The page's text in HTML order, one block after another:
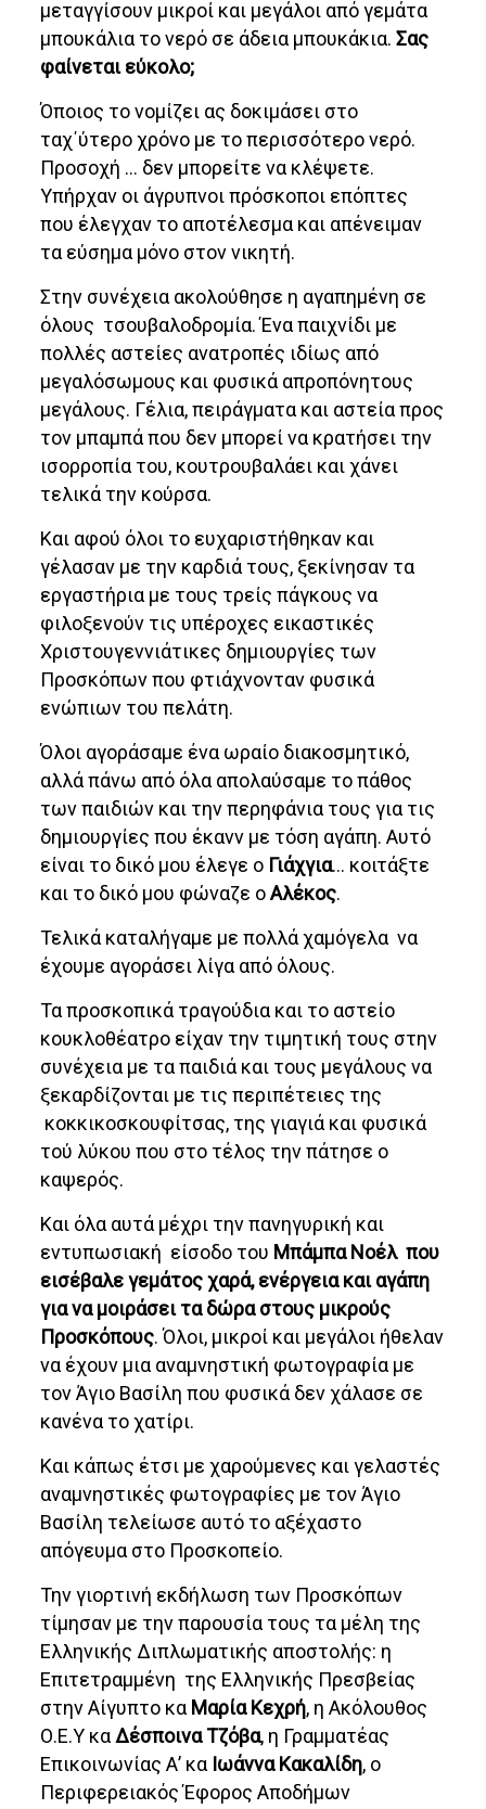
μεταγγίσουν μικροί και μεγάλοι από γεμάτα
μπουκάλια το νερό σε άδεια μπουκάκια. Σας
φαίνεται εύκολο;
Όποιος το νομίζει ας δοκιμάσει στο
ταχ΄ύτερο χρόνο με το περισσότερο νερό.
Προσοχή … δεν μπορείτε να κλέψετε.
Υπήρχαν οι άγρυπνοι πρόσκοποι επόπτες
που έλεγχαν το αποτέλεσμα και απένειμαν
τα εύσημα μόνο στον νικητή.
Στην συνέχεια ακολούθησε η αγαπημένη σε
όλους τσουβαλοδρομία. Ένα παιχνίδι με
πολλές αστείες ανατροπές ιδίως από
μεγαλόσωμους και φυσικά απροπόνητους
μεγάλους. Γέλια, πειράγματα και αστεία προς
τον μπαμπά που δεν μπορεί να κρατήσει την
ισορροπία του, κουτρουβαλάει και χάνει
τελικά την κούρσα.
Και αφού όλοι το ευχαριστήθηκαν και
γέλασαν με την καρδιά τους, ξεκίνησαν τα
εργαστήρια με τους τρείς πάγκους να
φιλοξενούν τις υπέροχες εικαστικές
Χριστουγεννιάτικες δημιουργίες των
Προσκόπων που φτιάχνονταν φυσικά
ενώπιων του πελάτη.
Όλοι αγοράσαμε ένα ωραίο διακοσμητικό,
αλλά πάνω από όλα απολαύσαμε το πάθος
των παιδιών και την περηφάνια τους για τις
δημιουργίες που έκανν με τόση αγάπη. Αυτό
είναι το δικό μου έλεγε ο Γιάχγια… κοιτάξτε
και το δικό μου φώναζε οΑλέκος.
Τελικά καταλήγαμε με πολλά χαμόγελα να
έχουμε αγοράσει λίγα από όλους.
Τα προσκοπικά τραγούδια και το αστείο
κουκλοθέατρο είχαν την τιμητική τους στην
συνέχεια με τα παιδιά και τους μεγάλους να
ξεκαρδίζονται με τις περιπέτειες της
κοκκικοσκουφίτσας, της γιαγιά και φυσικά
τού λύκου που στο τέλος την πάτησε ο
καψερός.
Και όλα αυτά μέχρι την πανηγυρική και
εντυπωσιακή είσοδο του Μπάμπα Νοέλ που
εισέβαλε γεμάτος χαρά, ενέργεια και αγάπη
για να μοιράσει τα δώρα στους μικρούς
Προσκόπους. Όλοι, μικροί και μεγάλοι ήθελαν
να έχουν μια αναμνηστική φωτογραφία με
τον Άγιο Βασίλη που φυσικά δεν χάλασε σε
κανένα το χατίρι.
Και κάπως έτσι με χαρούμενες και γελαστές
αναμνηστικές φωτογραφίες με τον Άγιο
Βασίλη τελείωσε αυτό το αξέχαστο
απόγευμα στο Προσκοπείο.
Την γιορτινή εκδήλωση των Προσκόπων
τίμησαν με την παρουσία τους τα μέλη της
Ελληνικής Διπλωματικής αποστολής: η
Επιτετραμμένη της Ελληνικής Πρεσβείας
στην Αίγυπτο κα Μαρία Κεχρή, η Ακόλουθος
Ο.Ε.Υ κα Δέσποινα Τζόβα, η Γραμματέας
Επικοινωνίας Α’ κα Ιωάννα Κακαλίδη, ο
Περιφερειακός Έφορος Αποδήμων